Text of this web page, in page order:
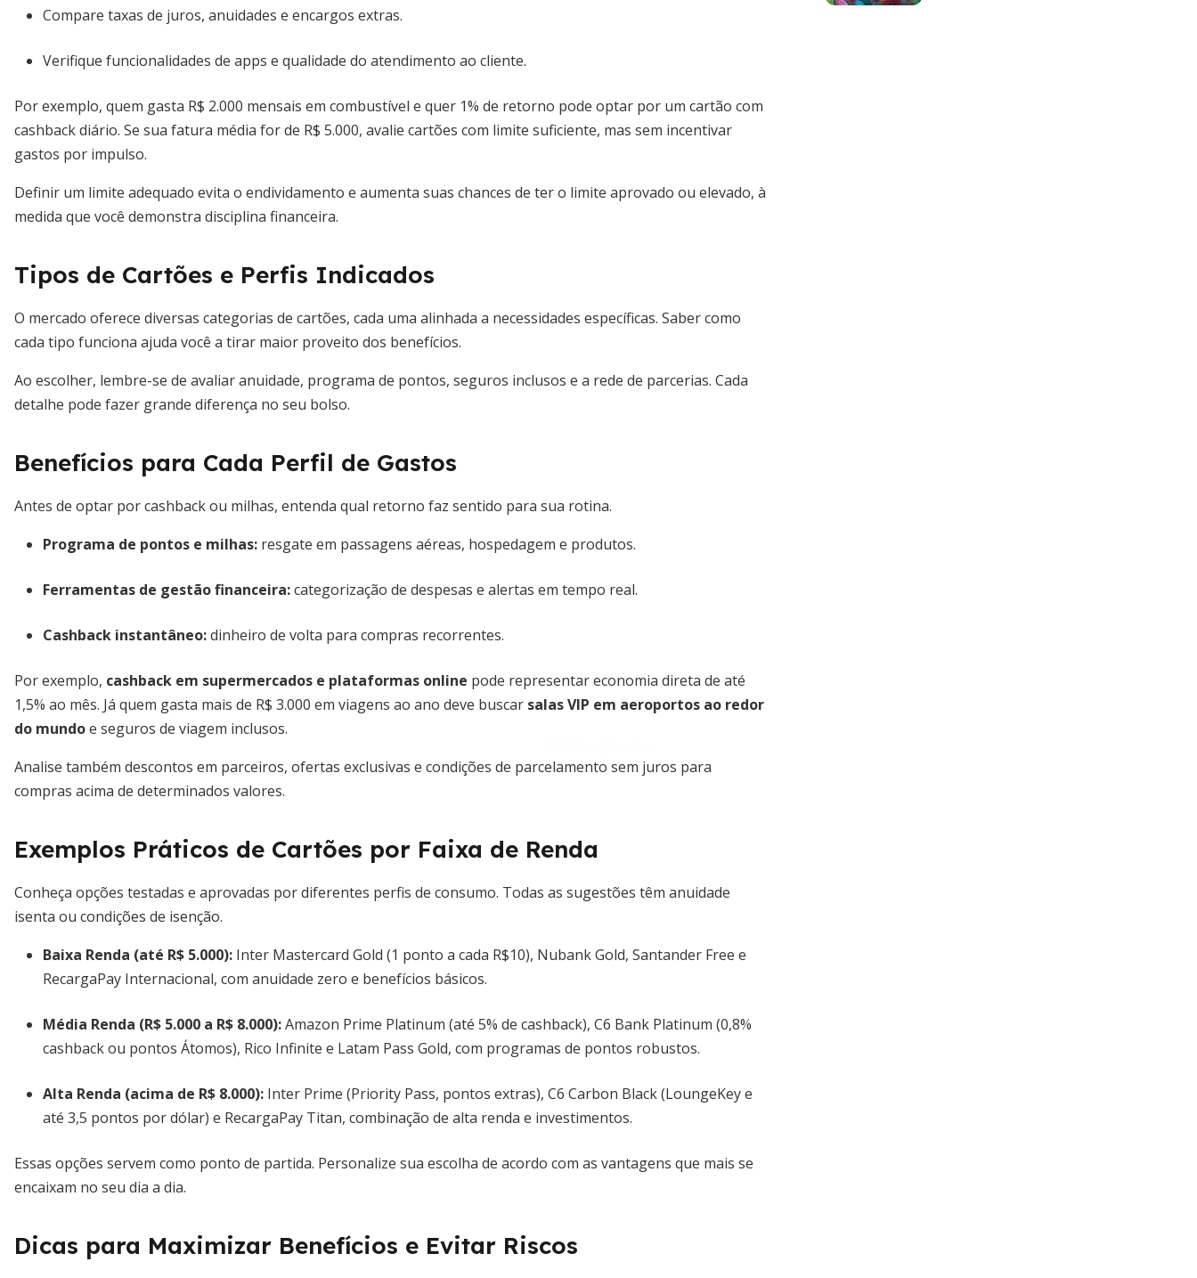
Compare taxas de juros, anuidades e encargos extras.
Verifique funcionalidades de apps e qualidade do atendimento ao cliente.
Por exemplo, quem gasta R$ 2.000 mensais em combustível e quer 1% de retorno pode optar por um cartão com
cashback diário. Se sua fatura média for de R$ 5.000, avalie cartões com limite suficiente, mas sem incentivar
gastos por impulso.
Definir um limite adequado evita o endividamento e aumenta suas chances de ter o limite aprovado ou elevado, à
medida que você demonstra disciplina financeira.
Tipos de Cartões e Perfis Indicados
O mercado oferece diversas categorias de cartões, cada uma alinhada a necessidades específicas. Saber como
cada tipo funciona ajuda você a tirar maior proveito dos benefícios.
Ao escolher, lembre-se de avaliar anuidade, programa de pontos, seguros inclusos e a rede de parcerias. Cada
detalhe pode fazer grande diferença no seu bolso.
Benefícios para Cada Perfil de Gastos
Antes de optar por cashback ou milhas, entenda qual retorno faz sentido para sua rotina.
Programa de pontos e milhas: resgate em passagens aéreas, hospedagem e produtos.
Ferramentas de gestão financeira:categorização de despesas e alertas em tempo real.
Cashback instantâneo:dinheiro de volta para compras recorrentes.
Por exemplo, cashback em supermercados e plataformas online pode representar economia direta de até
1,5% ao mês. Já quem gasta mais de R$ 3.000 em viagens ao ano deve buscar salas VIP em aeroportos ao redor
do mundoe seguros de viagem inclusos.
Analise também descontos em parceiros, ofertas exclusivas e condições de parcelamento sem juros para
compras acima de determinados valores.
Exemplos Práticos de Cartões por Faixa de Renda
Conheça opções testadas e aprovadas por diferentes perfis de consumo. Todas as sugestões têm anuidade
isenta ou condições de isenção.
Baixa Renda (até R$ 5.000): Inter Mastercard Gold (1 ponto a cada R$10), Nubank Gold, Santander Free e
RecargaPay Internacional, com anuidade zero e benefícios básicos.
Média Renda (R$ 5.000 a R$ 8.000):Amazon Prime Platinum (até 5% de cashback), C6 Bank Platinum (0,8%
cashback ou pontos Átomos), Rico Infinite e Latam Pass Gold, com programas de pontos robustos.
Alta Renda (acima de R$ 8.000): Inter Prime (Priority Pass, pontos extras), C6 Carbon Black (LoungeKey e
até 3,5 pontos por dólar) e RecargaPay Titan, combinação de alta renda e investimentos.
Essas opções servem como ponto de partida. Personalize sua escolha de acordo com as vantagens que mais se
encaixam no seu dia a dia.
Dicas para Maximizar Benefícios e Evitar Riscos